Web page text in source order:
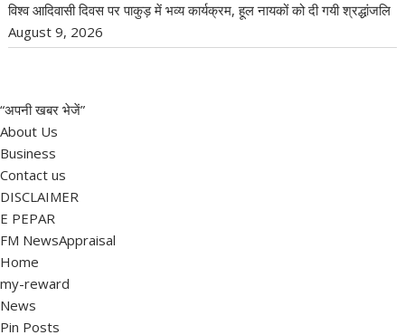
विश्व आदिवासी दिवस पर पाकुड़ में भव्य कार्यक्रम, हूल नायकों को दी गयी श्रद्धांजलि
August 9, 2026
“अपनी खबर भेजें”
About Us
Business
Contact us
DISCLAIMER
E PEPAR
FM NewsAppraisal
Home
my-reward
News
Pin Posts